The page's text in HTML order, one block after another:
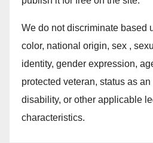
We do not discriminate based
color, national origin, sex ,
identity, gender expression,
protected veteran, status as
disability, or other applicable
characteristics.